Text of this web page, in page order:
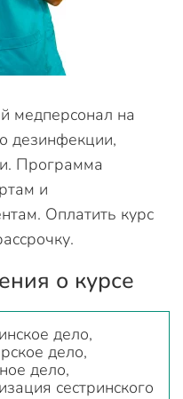
медперсонал на
дезинфекции,
Программа
и
Оплатить курс
о курсе
дело,
дело,
дело,
сестринского